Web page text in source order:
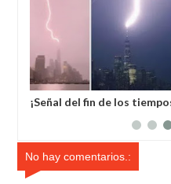
¡Señal del fin de los
expectación en EE.UU.
No hay comentarios.: